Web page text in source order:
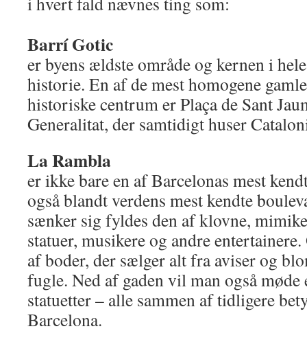
Barrí Gotic
er byens ældste område og kernen i
historie. En af de mest homogene
historiske centrum er Plaça de Sant
Generalitat, der samtidigt huser
La Rambla
er ikke bare en af Barcelonas mest
også blandt verdens mest kendte
sænker sig fyldes den af klovne,
statuer, musikere og andre
af boder, der sælger alt fra aviser og
fugle. Ned af gaden vil man også møde
statuetter – alle sammen af tidligere
Barcelona.